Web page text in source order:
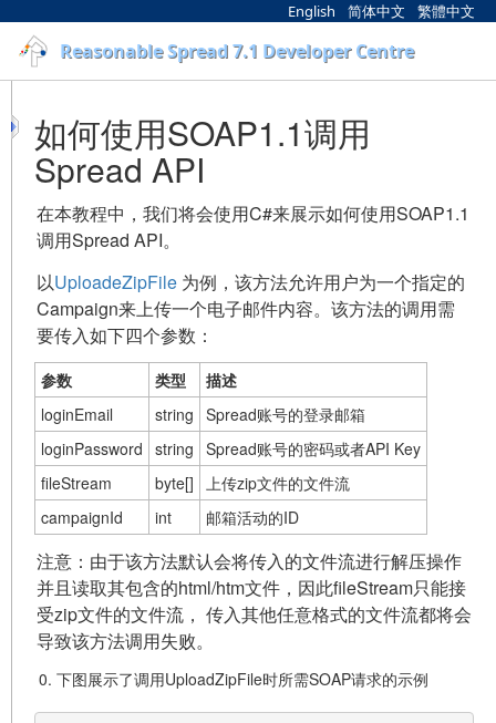
English 简体中文 繁體中文
Reasonable Spread 7.1 Developer Centre
如何使用SOAP1.1调用
Spread API
在本教程中，我们将会使用C#来展示如何使用SOAP1.1
调用Spread API。
以UploadeZipFile 为例，该方法允许用户为一个指定的
Campaign来上传一个电子邮件内容。该方法的调用需
要传入如下四个参数：
参数 类型
描述
loginEmail
string Spread账号的登录邮箱
loginPassword string Spread账号的密码或者API Key
fileStream
byte[]
上传zip文件的文件流
campaignId
int 邮箱活动的ID
注意：由于该方法默认会将传入的文件流进行解压操作
并且读取其包含的html/htm文件，因此fileStream只能接
受zip文件的文件流， 传入其他任意格式的文件流都将会
导致该方法调用失败。
下图展示了调用UploadZipFile时所需SOAP请求的示例